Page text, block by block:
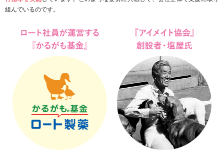
組んでいるのです。